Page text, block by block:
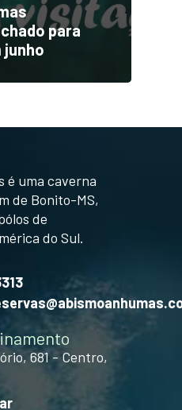
para
junho
é uma caverna
de Bonito-MS,
de
do Sul.
681 - Centro,